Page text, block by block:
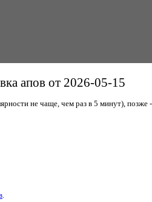
апов от 2026-05-15
не чаще, чем раз в 5 минут), позже